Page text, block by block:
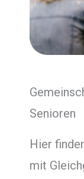
Senioren
Hier
mit